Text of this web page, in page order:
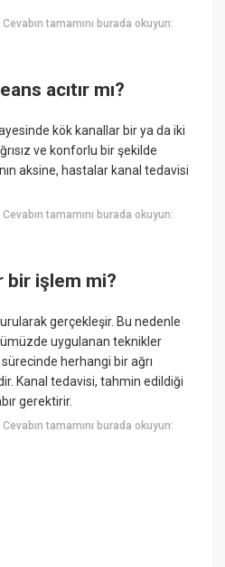
Cevabın tamamını burada okuyun:
acıtır mı?
kök kanallar bir ya da iki
ve konforlu bir şekilde
aksine, hastalar kanal tedavisi
Cevabın tamamını burada okuyun:
bir işlem mi?
gerçekleşir. Bu nedenle
uygulanan teknikler
herhangi bir ağrı
Kanal tedavisi, tahmin edildiği
gerektirir.
Cevabın tamamını burada okuyun: